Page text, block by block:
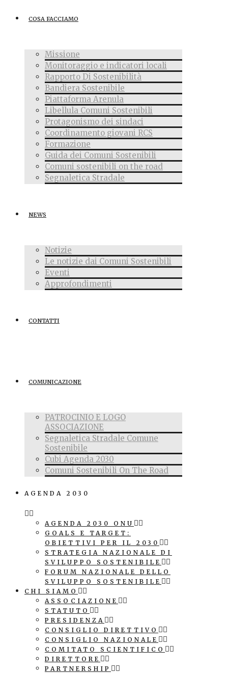
COSA FACCIAMO
Missione
Monitoraggio e indicatori locali
Rapporto Di Sostenibilità
Bandiera Sostenibile
Piattaforma Arenula
Libellula Comuni Sostenibili
Protagonismo dei sindaci
Coordinamento giovani RCS
Formazione
Guida dei Comuni Sostenibili
Comuni sostenibili on the road
Segnaletica Stradale
NEWS
Notizie
Le notizie dai Comuni Sostenibili
Eventi
Approfondimenti
CONTATTI
COMUNICAZIONE
PATROCINIO E LOGO
ASSOCIAZIONE
Segnaletica Stradale Comune
Sostenibile
Cubi Agenda 2030
Comuni Sostenibili On The Road
AGENDA 2030
AGENDA 2030 ONU
GOALS E TARGET:
OBIETTIVI PER IL 2030
STRATEGIA NAZIONALE DI
SVILUPPO SOSTENIBILE
FORUM NAZIONALE DELLO
SVILUPPO SOSTENIBILE
CHI SIAMO
ASSOCIAZIONE
STATUTO
PRESIDENZA
CONSIGLIO DIRETTIVO
CONSIGLIO NAZIONALE
COMITATO SCIENTIFICO
DIRETTORE
PARTNERSHIP